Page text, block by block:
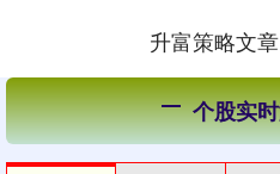
升富策略文
个股实